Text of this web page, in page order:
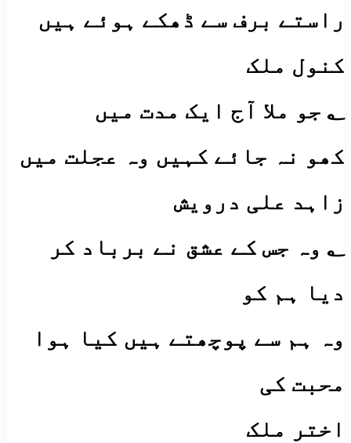
راستے برف سے ڈھکے ہوئے ہیں
کنول ملک
؂ جو ملا آج ایک مدت میں
کھو نہ جائے کہیں وہ عجلت میں
زاہد علی درویش
؂ وہ جس کے عشق نے برباد کر
دیا ہم کو
وہ ہم سے پوچھتے ہیں کیا ہوا
محبت کی
اختر ملک